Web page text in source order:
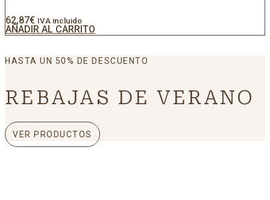
62,87€ IVA incluido
AÑADIR AL CARRITO
HASTA UN 50% DE DESCUENTO
REBAJAS DE VERANO
VER PRODUCTOS